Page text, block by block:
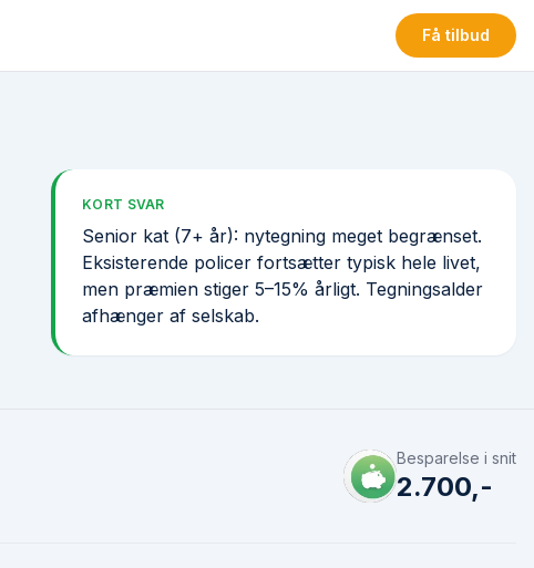
Få tilbud
KORT SVAR
Senior kat (7+ år): nytegning meget begrænset.
Eksisterende policer fortsætter typisk hele livet,
men præmien stiger 5–15% årligt. Tegnings­alder
afhænger af selskab.
Besparelse i snit
2.700,-